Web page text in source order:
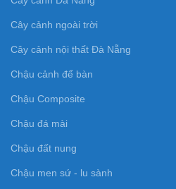
Cây cảnh ngoài trời
Cây cảnh nội thất Đà Nẵng
Chậu cảnh để bàn
Chậu Composite
Chậu đá mài
Chậu đất nung
Chậu men sứ - lu sành